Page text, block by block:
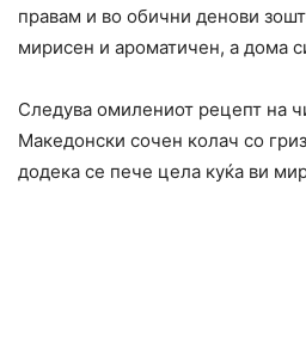
правам и во обични денови
мирисен и ароматичен, а дома
Следува омилениот рецепт на
Македонски сочен колач со
додека се пече цела куќа ви